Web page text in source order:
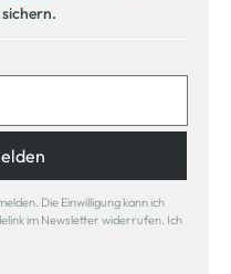
Die Einwilligung kann ich
im Newsletter widerrufen. Ich